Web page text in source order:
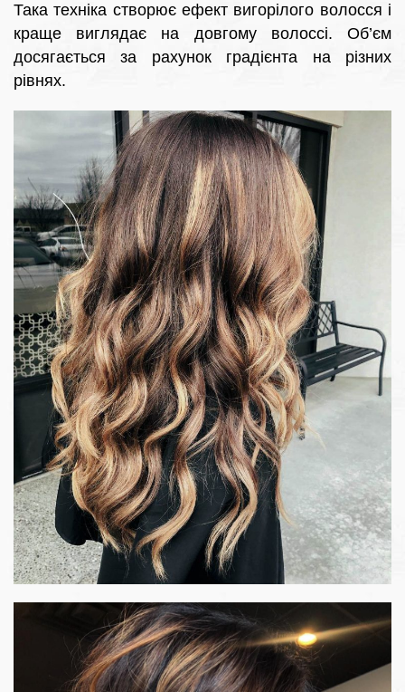
Така техніка створює ефект вигорілого волосся і
краще виглядає на довгому волоссі. Об’єм
досягається за рахунок градієнта на різних
рівнях.